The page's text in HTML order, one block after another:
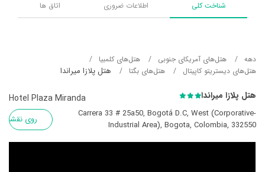
شناخت کلی اطلاعات ضروری اتاق ها
دهه هتل‌های آمریکای جنوبی
هتل‌های کلمبیا
هتل‌های دیستریتو کاپیتال
هتل‌های بگتا هتل پلازا میراندا
هتل پلازا میراندا Hotel Plaza Miranda
Carrera 33 # 25a50, Bogotá D.C, West (Corporative-
Industrial Area), Bogota, Colombia, 332550
روی نقشه